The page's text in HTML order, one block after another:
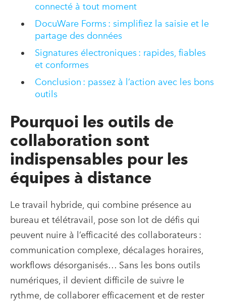
connecté à tout moment
DocuWare Forms : simplifiez la saisie et le
partage des données
Signatures électroniques : rapides, fiables
et conformes
Conclusion : passez à l’action avec les bons
outils
Pourquoi les outils de
collaboration sont
indispensables pour les
équipes à distance
Le travail hybride, qui combine présence au
bureau et télétravail, pose son lot de défis qui
peuvent nuire à l’efficacité des collaborateurs :
communication complexe, décalages horaires,
workflows désorganisés… Sans les bons outils
numériques, il devient difficile de suivre le
rythme, de collaborer efficacement et de rester